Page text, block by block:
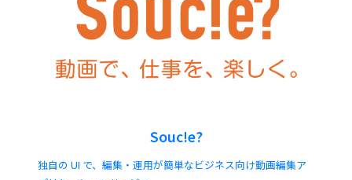
Souc!e?
独自の UI で、編集・運用が簡単なビジネス向け動画編集ア